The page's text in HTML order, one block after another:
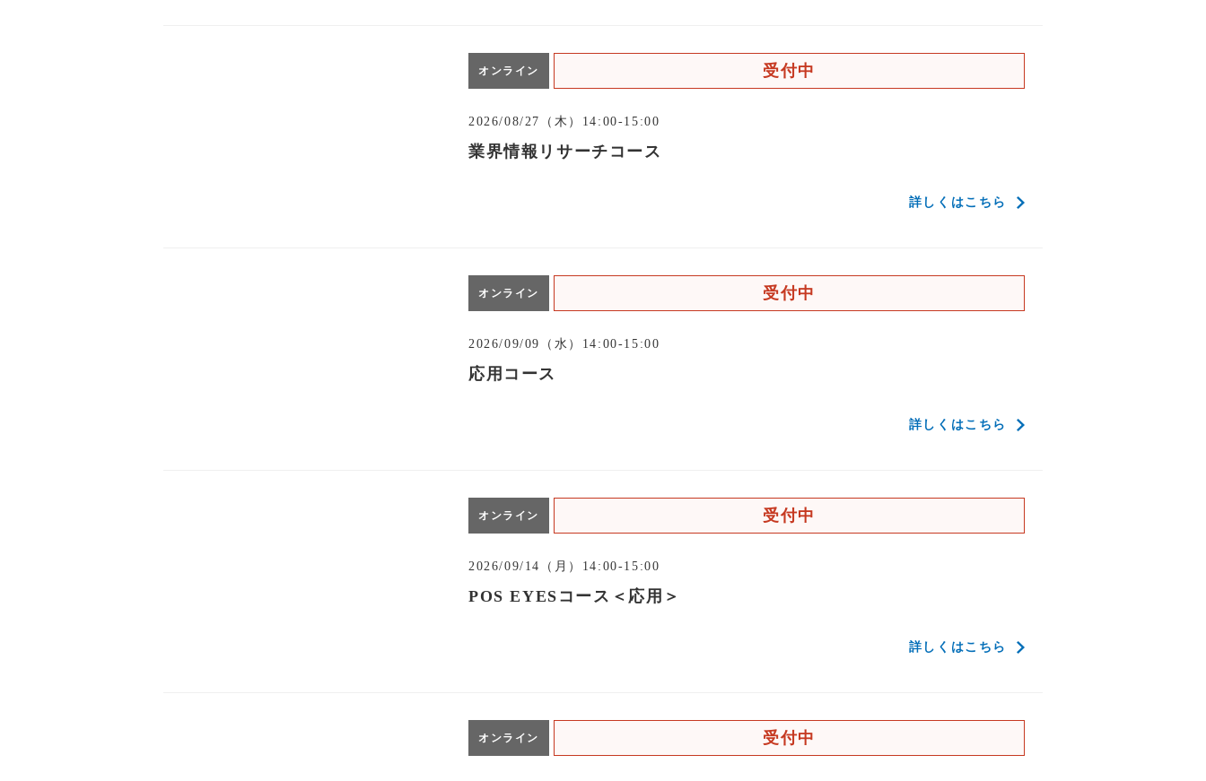
オンライン 受付中
2026/08/27（木）14:00-15:00
業界情報リサーチコース
詳しくはこちら
オンライン 受付中
2026/09/09（水）14:00-15:00
応用コース
詳しくはこちら
オンライン 受付中
2026/09/14（月）14:00-15:00
POS EYESコース＜応用＞
詳しくはこちら
オンライン 受付中